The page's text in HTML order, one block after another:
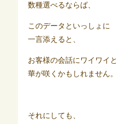
数種選べるならば、
このデータといっしょに
一言添えると、
お客様の会話にワイワイと
華が咲くかもしれません。
それにしても、